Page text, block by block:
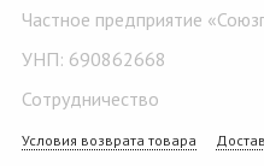
Частное предприятие
УНП: 690862668
Сотрудничество
Условия возврата товара